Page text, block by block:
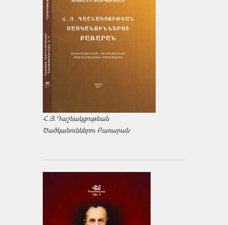
Հ.Յ.Դաշնակցութեան
Ծածկանուններու Բառարան